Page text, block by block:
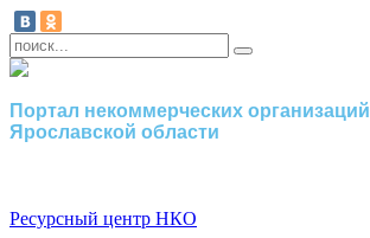
Портал некоммерческих организаций
Ярославской области
Ресурсный центр НКО